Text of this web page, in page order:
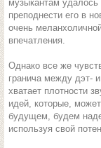
музыкантам
преподнести его в
очень
впечатления.
Однако все же
гранича между дэт-
хватает плотности
идей, которые,
будущем, будем
используя свой